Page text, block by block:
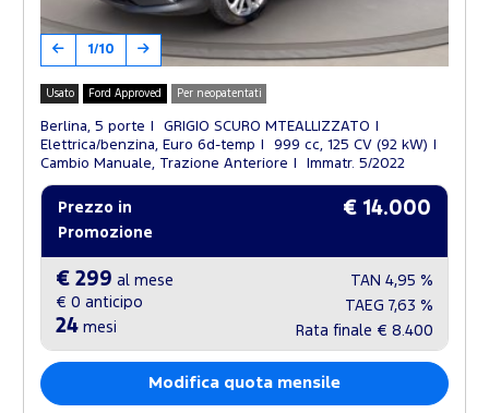
1/10
Usato Ford Approved Per neopatentati
Berlina, 5 porte
GRIGIO SCURO MTEALLIZZATO
Elettrica/benzina, Euro 6d-temp
999 cc, 125 CV (92 kW)
Cambio Manuale, Trazione Anteriore
Immatr. 5/2022
Prezzo in
Promozione
€ 14.000
€ 299 al mese
€ 0 anticipo
24 mesi
TAN 4,95 %
TAEG 7,63 %
Rata finale € 8.400
Modifica quota mensile